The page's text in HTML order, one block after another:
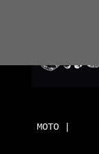
MOTO |